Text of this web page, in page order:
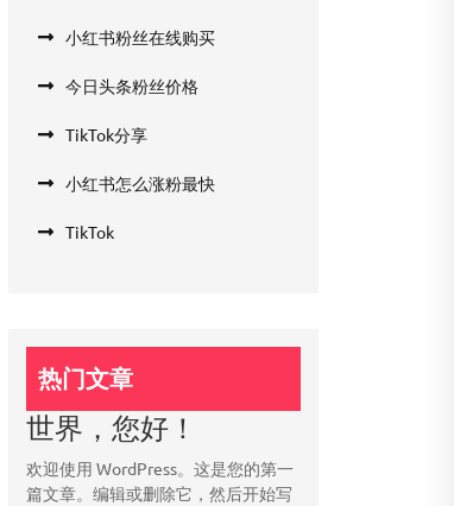
小红书粉丝在线购买
今日头条粉丝价格
TikTok分享
小红书怎么涨粉最快
TikTok
热门文章
世界，您好！
欢迎使用 WordPress。这是您的第一
篇文章。编辑或删除它，然后开始写